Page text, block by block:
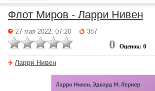
Флот Миров - Ларри Нивен
27 мая 2022, 07:20 387
0 Оценок: 0
Ларри Нивен